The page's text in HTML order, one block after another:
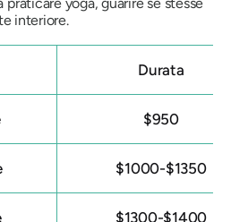
interiore.
Durata
$950
$1000-$1350
$1300-$1400